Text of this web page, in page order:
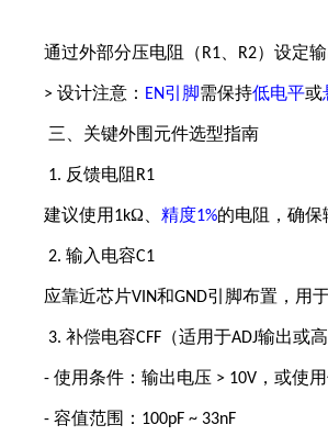
通过外部分压电阻（ R1 R2）设定
> 设计注意： EN引脚需保持低电平或
三、关键外围元件选型指南
1. 反馈电阻 R1
建议使用 1kΩ、 精度1%的电阻，确保
2. 输入电容C1
应靠近芯片VIN和GND引脚布置，用
3. 补偿电容CFF （适用于ADJ输出或
- 使用条件：输出电压 > 10V ，或使
- 容值范围： 100pF ~ 33nF